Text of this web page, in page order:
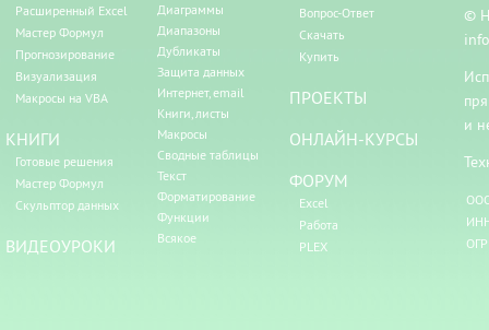
Расширенный Excel
Мастер Формул
Прогнозирование
Визуализация
Макросы на VBA
КНИГИ
Готовые решения
Мастер Формул
Скульптор данных
ВИДЕОУРОКИ
Диаграммы
Диапазоны
Дубликаты
Защита данных
Интернет, email
Книги, листы
Макросы
Сводные таблицы
Текст
Форматирование
Функции
Всякое
Вопрос-Ответ
Скачать
Купить
ПРОЕКТЫ
ОНЛАЙН-КУРСЫ
ФОРУМ
Excel
Работа
PLEX
©
и